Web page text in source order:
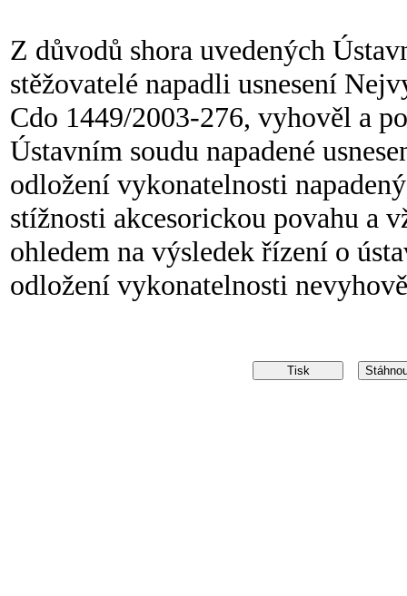
Z důvodů shora uvedených
stěžovatelé napadli usnesení
Cdo 1449/2003-276, vyhověl a
Ústavním soudu napadené
odložení vykonatelnosti
stížnosti akcesorickou povahu a
ohledem na výsledek řízení o
odložení vykonatelnosti